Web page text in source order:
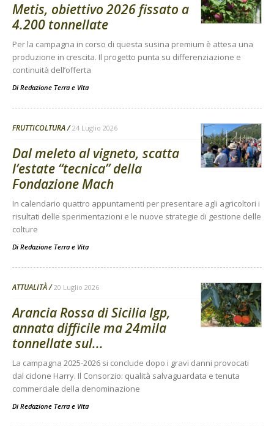
Metis, obiettivo 2026 fissato a
4.200 tonnellate
Per la campagna in corso di questa susina premium è attesa una
produzione in crescita. Il progetto punta su differenziazione e
continuità dell’offerta
Di Redazione Terra e Vita
FRUTTICOLTURA 24 Luglio 2026
Dal meleto al vigneto, scatta
l’estate “tecnica” della
Fondazione Mach
In calendario quattro appuntamenti per presentare agli agricoltori i
risultati delle sperimentazioni e le nuove strategie di gestione delle
colture
Di Redazione Terra e Vita
ATTUALITÀ 20 Luglio 2026
Arancia Rossa di Sicilia Igp,
annata difficile ma 24mila
tonnellate sul...
La campagna 2025-2026 si conclude dopo i gravi danni provocati
dal ciclone Harry. Il Consorzio: qualità salvaguardata e tenuta
commerciale della denominazione
Di Redazione Terra e Vita